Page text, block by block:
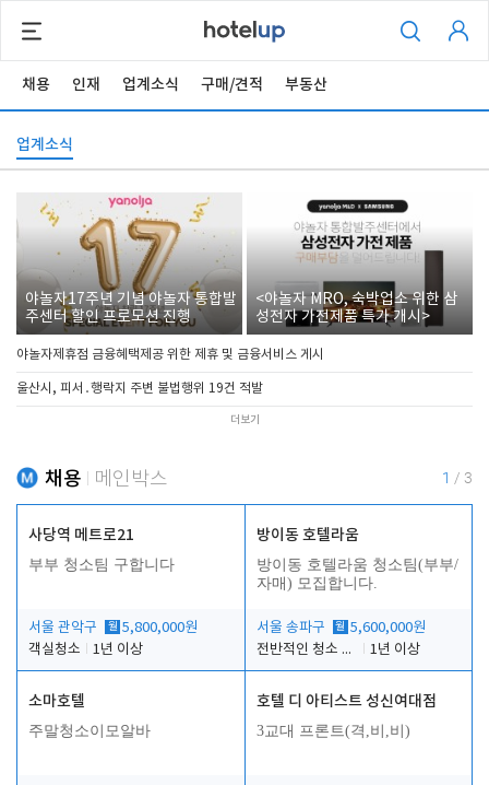
채용 인재 업계소식 구매/견적 부동산
업계소식
야놀자17주년 기념 야놀자 통합발
주센터 할인 프로모션 진행
<야놀자 MRO, 숙박업소 위한 삼
성전자 가전제품 특가 개시>
야놀자제휴점 금융혜택제공 위한 제휴 및 금융서비스 게시
울산시, 피서․행락지 주변 불법행위 19건 적발
더보기
채용 메인박스 1 / 3
사당역 메트로21
부부 청소팀 구합니다
서울 관악구 월 5,800,000원
객실청소
1년 이상
방이동 호텔라움
방이동 호텔라움 청소팀(부부/
자매) 모집합니다.
서울 송파구 월 5,600,000원
전반적인 청소 업무(객실청소.객실정리)
1년 이상
소마호텔
주말청소이모알바
호텔 디 아티스트 성신여대점
3교대 프론트(격,비,비)